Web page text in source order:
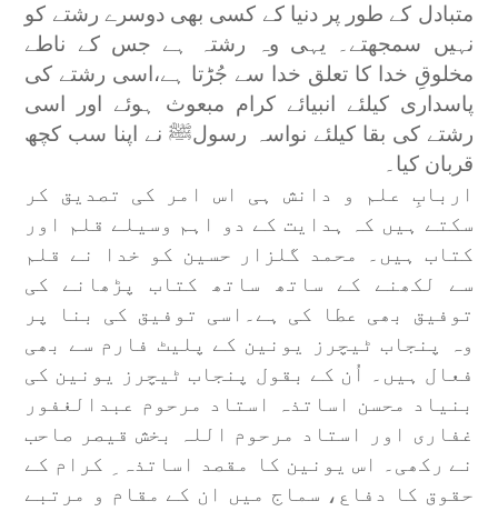
متبادل کے طور پر دنیا کے کسی بھی دوسرے رشتے کو
نہیں سمجھتے۔ یہی وہ رشتہ ہے جس کے ناطے
مخلوقِ خدا کا تعلق خدا سے جُڑتا ہے،اسی رشتے کی
پاسداری کیلئے انبیائے کرام مبعوث ہوئے اور اسی
رشتے کی بقا کیلئے نواسہ رسولﷺ نے اپنا سب کچھ
قربان کیا۔
اربابِ علم و دانش ہی اس امر کی تصدیق کر
سکتے ہیں کہ ہدایت کے دو اہم وسیلے قلم اور
کتاب ہیں۔ محمد گلزار حسین کو خدا نے قلم
سے لکھنے کے ساتھ ساتھ کتاب پڑھانے کی
توفیق بھی عطا کی ہے۔اسی توفیق کی بنا پر
وہ پنجاب ٹیچرز یونین کے پلیٹ فارم سے بھی
فعال ہیں۔ اُن کے بقول پنجاب ٹیچرز یونین کی
بنیاد محسن اساتذہ استاد مرحوم عبدالغفور
غفاری اور استاد مرحوم اللہ بخش قیصر صاحب
نے رکھی۔ اس یونین کا مقصد اساتذہ ِ کرام کے
حقوق کا دفاع، سماج میں ان کے مقام و مرتبے